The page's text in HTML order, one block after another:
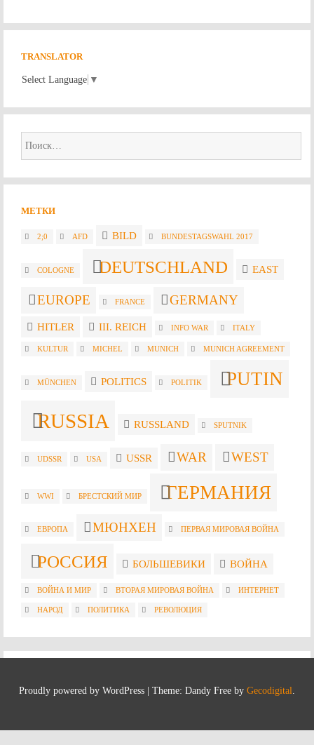
TRANSLATOR
Select Language ▼
Найти:
МЕТКИ
2;0 AFD BILD BUNDESTAGSWAHL 2017
COLOGNE DEUTSCHLAND EAST
EUROPE FRANCE GERMANY
HITLER III. REICH INFO WAR ITALY
KULTUR MICHEL MUNICH MUNICH AGREEMENT
MÜNCHEN POLITICS POLITIK PUTIN
RUSSIA RUSSLAND SPUTNIK
UDSSR USA USSR WAR WEST
WWI БРЕСТСКИЙ МИР ГЕРМАНИЯ
ЕВРОПА МЮНХЕН ПЕРВАЯ МИРОВАЯ ВОЙНА
РОССИЯ БОЛЬШЕВИКИ ВОЙНА
ВОЙНА И МИР ВТОРАЯ МИРОВАЯ ВОЙНА ИНТЕРНЕТ
НАРОД ПОЛИТИКА РЕВОЛЮЦИЯ
Proudly powered by WordPress Theme: Dandy Free by Gecodigital